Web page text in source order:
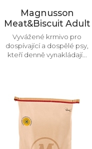
Magnusson
Meat&Biscuit Adult
Vyvážené krmivo pro
dospívající a dospělé psy,
kteří denně vynakládají...